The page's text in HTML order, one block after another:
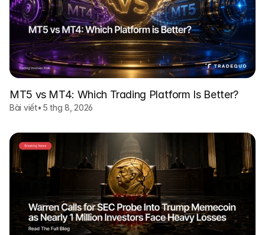
MT5 vs MT4: Which Trading Platform Is Better?
Bài viết• 5 thg 8, 2026